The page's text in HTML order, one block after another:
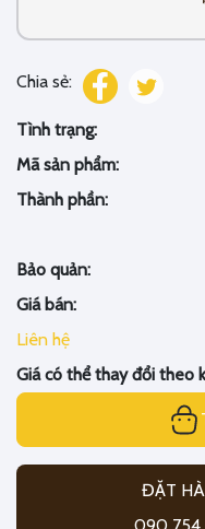
Chia sẻ:
Tình trạng:
Mã sản phẩm:
Thành phần:
Bảo quản:
Giá bán:
Liên hệ
Giá có thể thay đổi theo
ĐẶT